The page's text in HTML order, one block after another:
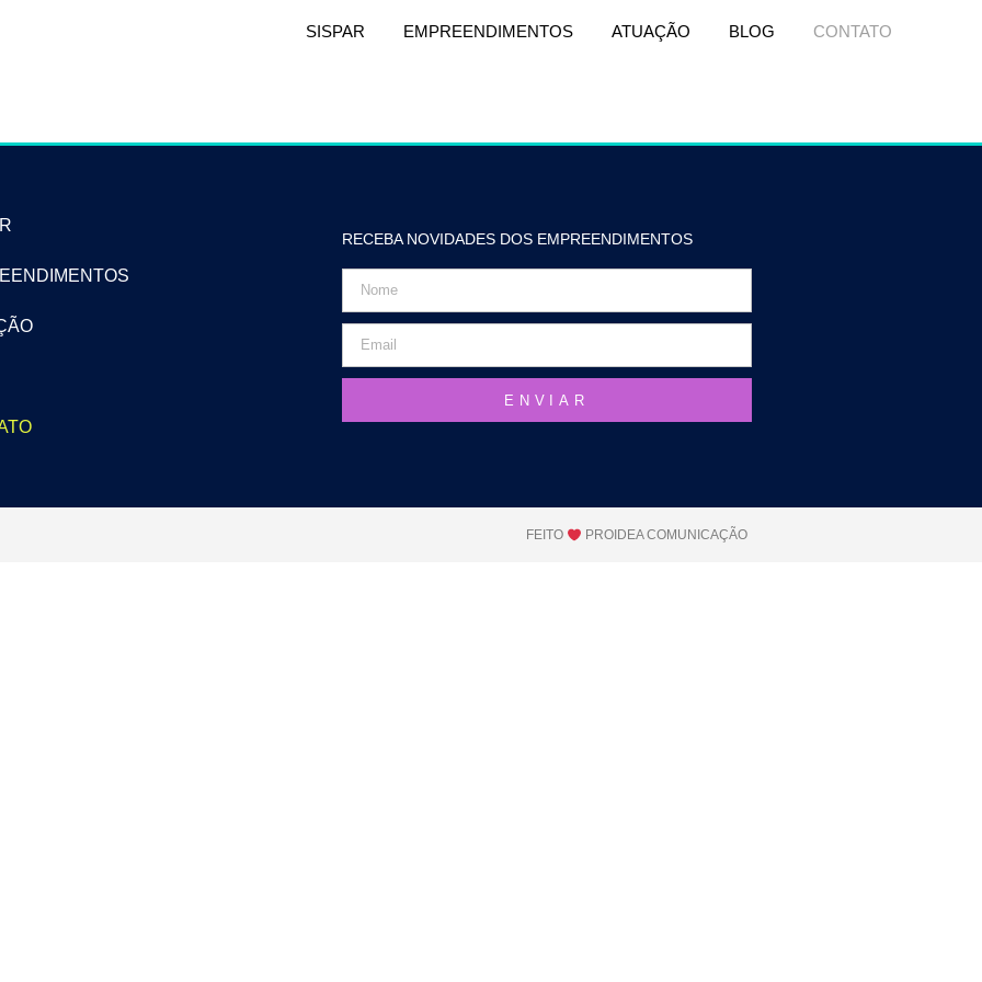
SISPAR EMPREENDIMENTOS ATUAÇÃO BLOG CONTATO
RECEBA NOVIDADES DOS EMPREENDIMENTOS
ENVIAR
FEITO PROIDEA COMUNICAÇÃO